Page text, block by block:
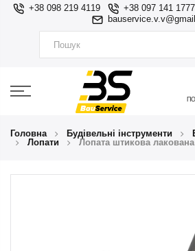
+38 098 219 4119 +38 097 141 1777
Головна Будівельні інструменти
Лопати
Лопата штикова